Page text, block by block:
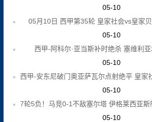
05-10
05月10日 西甲第35轮 皇家社会vs皇家
05-10
西甲-阿科尔·亚当斯补时绝杀 塞维利
05-10
05-10
05-10